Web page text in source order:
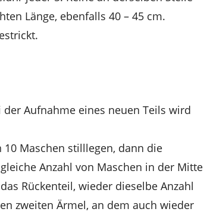
Länge, ebenfalls 40 – 45 cm.
Aufnahme eines neuen Teils wird
Maschen stilllegen, dann die
Anzahl von Maschen in der Mitte
Rückenteil, wieder dieselbe Anzahl
zweiten Ärmel, an dem auch wieder